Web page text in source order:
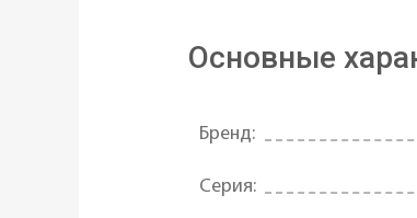
Основные
Бренд:
Серия: